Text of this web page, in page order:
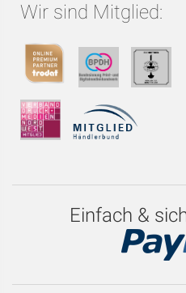
Wir sind Mitglied:
Einfach &